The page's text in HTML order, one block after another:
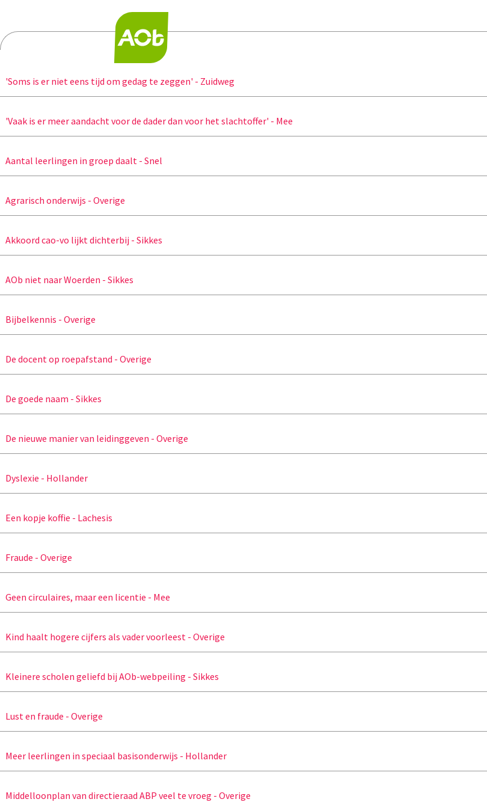
'Soms is er niet eens tijd om gedag te zeggen' - Zuidweg
'Vaak is er meer aandacht voor de dader dan voor het slachtoffer' - Mee
Aantal leerlingen in groep daalt - Snel
Agrarisch onderwijs - Overige
Akkoord cao-vo lijkt dichterbij - Sikkes
AOb niet naar Woerden - Sikkes
Bijbelkennis - Overige
De docent op roepafstand - Overige
De goede naam - Sikkes
De nieuwe manier van leidinggeven - Overige
Dyslexie - Hollander
Een kopje koffie - Lachesis
Fraude - Overige
Geen circulaires, maar een licentie - Mee
Kind haalt hogere cijfers als vader voorleest - Overige
Kleinere scholen geliefd bij AOb-webpeiling - Sikkes
Lust en fraude - Overige
Meer leerlingen in speciaal basisonderwijs - Hollander
Middelloonplan van directieraad ABP veel te vroeg - Overige